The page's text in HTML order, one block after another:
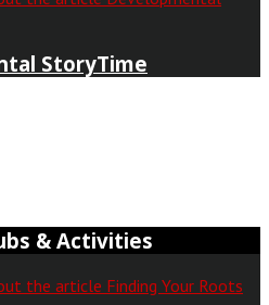
StoryTime
& Activities